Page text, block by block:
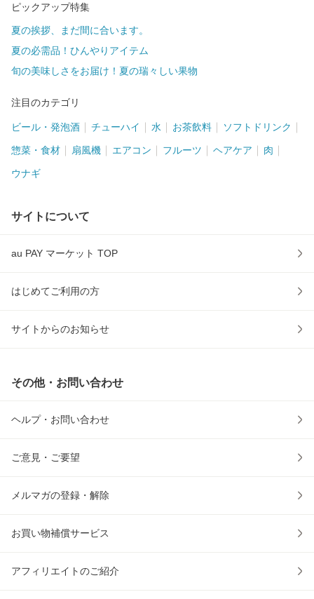
ピックアップ特集
夏の挨拶、まだ間に合います。
夏の必需品！ひんやりアイテム
旬の美味しさをお届け！夏の瑞々しい果物
注目のカテゴリ
ビール・発泡酒 チューハイ 水 お茶飲料 ソフトドリンク
惣菜・食材 扇風機 エアコン フルーツ ヘアケア 肉
ウナギ
サイトについて
au PAY マーケット TOP
はじめてご利用の方
サイトからのお知らせ
その他・お問い合わせ
ヘルプ・お問い合わせ
ご意見・ご要望
メルマガの登録・解除
お買い物補償サービス
アフィリエイトのご紹介